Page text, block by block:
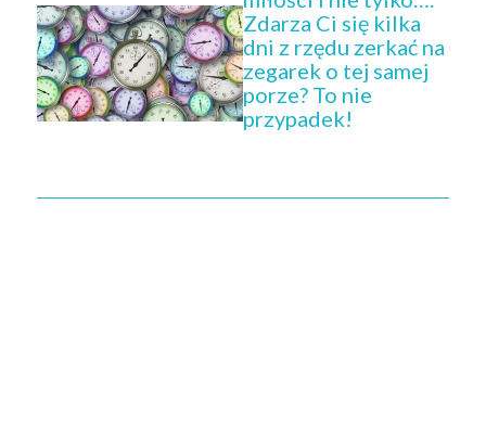
Zdarza Ci się kilka
dni z rzędu zerkać na
zegarek o tej samej
porze? To nie
przypadek!